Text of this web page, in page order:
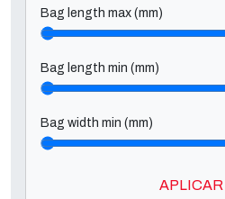
Bag length max (mm)
Bag length min (mm)
Bag width min (mm)
APLICAR